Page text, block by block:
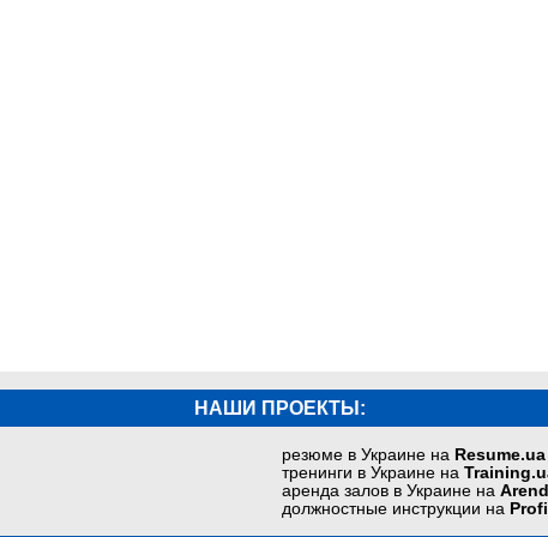
НАШИ ПРОЕКТЫ:
резюме в Украине на Resume.ua
тренинги в Украине на
аренда залов в Украине на
должностные инструкции на